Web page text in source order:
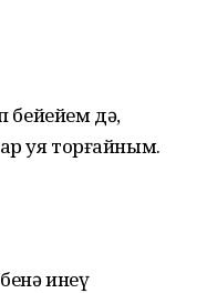
бейейем дә,
ҡуя торғайным.
инеү